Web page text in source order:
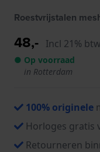
Roestvrijstalen
48,- Incl 21% btw
● Op voorraad
in Rotterdam
100% originele
Horloges gratis
Retourneren